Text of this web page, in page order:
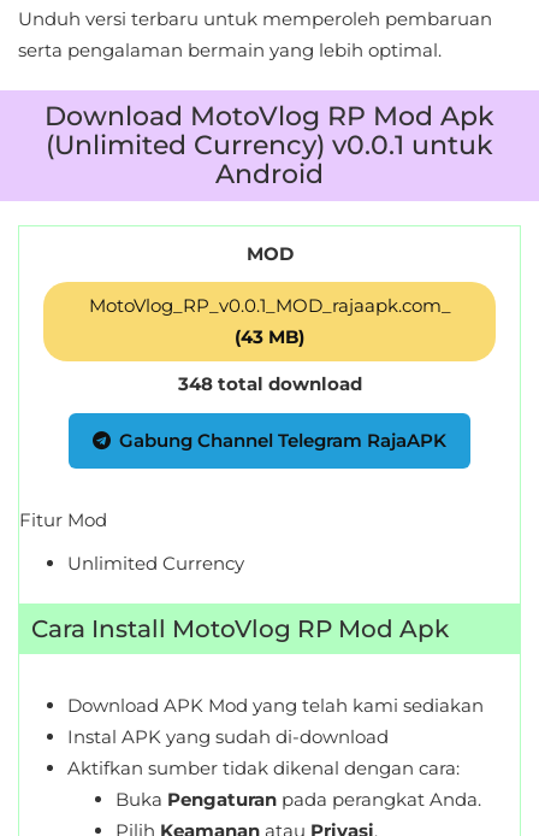
Personalisasi
Photography
Social
Sport
Sports
Tools
Travel
&
Local
Video
Editors
Unduh versi terbaru untuk memperoleh pembaruan
serta pengalaman bermain yang lebih optimal.
Download MotoVlog RP Mod Apk
(Unlimited Currency) v0.0.1 untuk
Android
MOD
MotoVlog_RP_v0.0.1_MOD_rajaapk.com_
(43 MB)
348 total download
Gabung Channel Telegram RajaAPK
Fitur Mod
Unlimited Currency
Cara Install MotoVlog RP Mod Apk
Download APK Mod yang telah kami sediakan
Instal APK yang sudah di-download
Aktifkan sumber tidak dikenal dengan cara:
Buka Pengaturan pada perangkat Anda.
Pilih Keamanan atau Privasi.